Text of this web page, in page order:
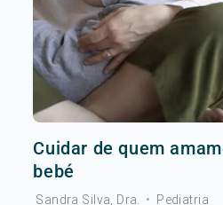
Cuidar de quem
bebé
Sandra Silva, Dra. • Pediatria